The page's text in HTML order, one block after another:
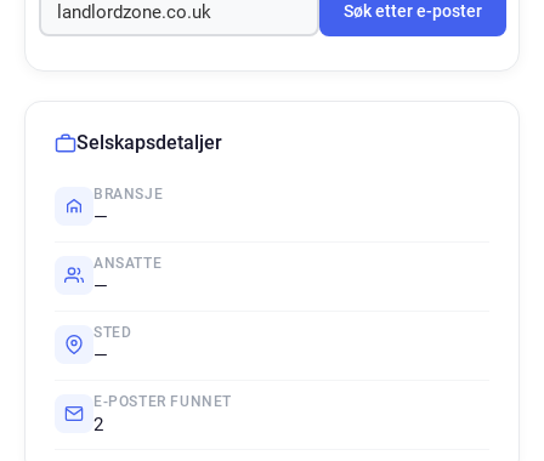
Søk etter e-poster
Selskapsdetaljer
BRANSJE
—
ANSATTE
—
STED
—
E-POSTER FUNNET
2